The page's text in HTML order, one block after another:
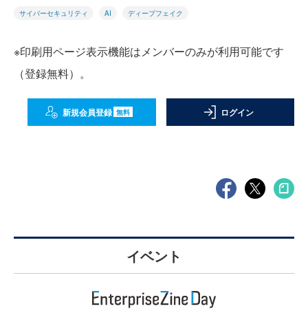
サイバーセキュリティ AI ディープフェイク
※印刷用ページ表示機能はメンバーのみが利用可能です
（登録無料）。
新規会員登録 無料 ログイン
イベント